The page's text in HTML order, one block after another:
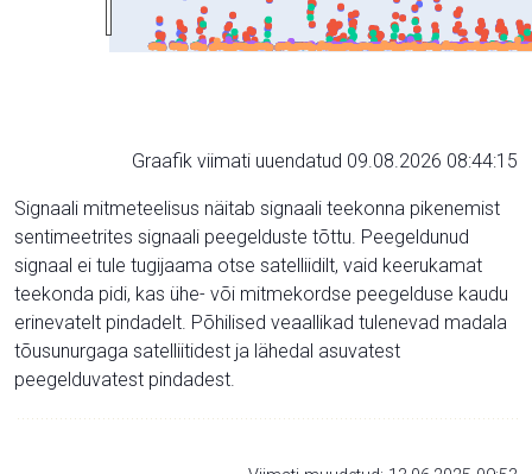
Graafik viimati uuendatud 09.08.2026 08:44:15
Signaali mitmeteelisus näitab signaali teekonna pikenemist
sentimeetrites signaali peegelduste tõttu. Peegeldunud
signaal ei tule tugijaama otse satelliidilt, vaid keerukamat
teekonda pidi, kas ühe- või mitmekordse peegelduse kaudu
erinevatelt pindadelt. Põhilised veaallikad tulenevad madala
tõusunurgaga satelliitidest ja lähedal asuvatest
peegelduvatest pindadest.